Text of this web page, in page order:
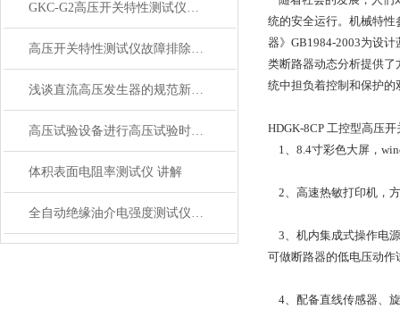
GKC-G2高压开关特性测试仪【上海康登电气】简介
高压开关特性测试仪故障排除方法
浅谈直流高压发生器的规范新趋势
高压试验设备进行高压试验时应该注意哪些事项?
体积表面电阻率测试仪 讲解
全自动绝缘油介电强度测试仪【上海康登电气】概述
统的安全运行。机械特
器》GB1984-2003为设
类断路器动态分析提供
统中担负着控制和保护
HDGK-8CP 工控型高压
1、8.4寸彩色大屏，
2、高速热敏打印机，
3、机内集成式操作电
可做断路器的低电压动作
4、配备直线传感器、